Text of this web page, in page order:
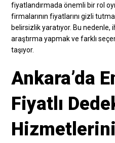
fiyatlandırmada önemli bir rol
firmalarının fiyatlarını gizli
belirsizlik yaratıyor. Bu
araştırma yapmak ve farklı
taşıyor.
Ankara’da
Fiyatlı